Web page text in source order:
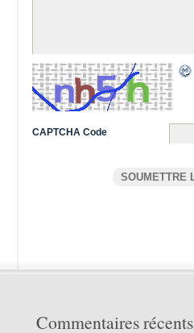
CAPTCHA Code
Commentaires récents